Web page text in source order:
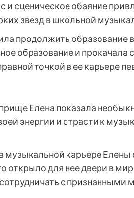
и сценическое обаяние
звезд в школьной
продолжить образование
образование и прокачала
точкой в ее карьере
Елена показала
энергии и страсти к
карьере Елены
открыло для нее двери в
с признанными